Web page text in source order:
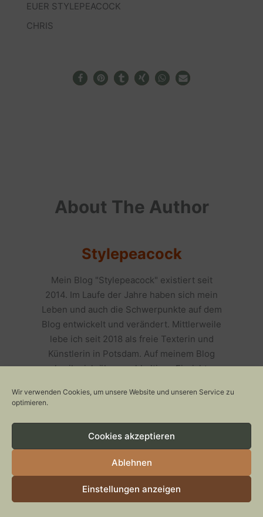
Wir verwenden Cookies, um unsere Website und unseren Service zu
optimieren.
Cookies akzeptieren
Ablehnen
Einstellungen anzeigen
EUER STYLEPEACOCK
CHRIS
About The Author
Stylepeacock
Mein Blog "Stylepeacock" existiert seit
2014. Im Laufe der Jahre haben sich mein
Leben und auch die Schwerpunkte auf dem
Blog entwickelt und verändert. Mittlerweile
lebe ich seit 2018 als freie Texterin und
Künstlerin in Potsdam. Auf meinem Blog
schreibe ich über nachhaltiges Einrichten
allerliebsten Katzen vom Tierschutz,
sind meine Schwerpunkte SEO-Texte für
Themen wie New Work, Interior & Estate,
Projekte finde ich garantiert die passenden
Worte. Kontaktiert mich einfach oder